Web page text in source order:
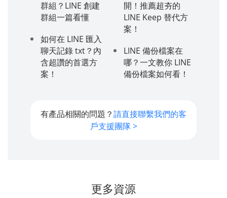
群組？LINE 創建
群組一篇看懂
如何在 LINE 匯入
聊天記錄 txt？內
含超讚的首選方
案！
開！推薦超夯的
LINE Keep 替代方
案！
LINE 備份檔案在
哪？一文教你 LINE
備份檔案如何看！
有產品相關的問題？請直接聯繫我們的客
戶支援團隊 >
更多資源